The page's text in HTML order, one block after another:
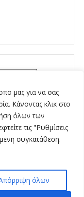
μας για να σας
Κάνοντας κλικ στο
όλων των
τις "Ρυθμίσεις
συγκατάθεση.
όλων
| Κατασκευή